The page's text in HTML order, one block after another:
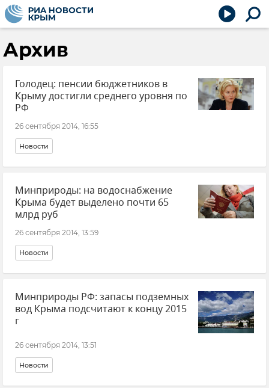
Архив
Голодец: пенсии бюджетников в
Крыму достигли среднего уровня по
РФ
26 сентября 2014, 16:55
Новости
Минприроды: на водоснабжение
Крыма будет выделено почти 65
млрд руб
26 сентября 2014, 13:59
Новости
Минприроды РФ: запасы подземных
вод Крыма подсчитают к концу 2015
г
26 сентября 2014, 13:51
Новости